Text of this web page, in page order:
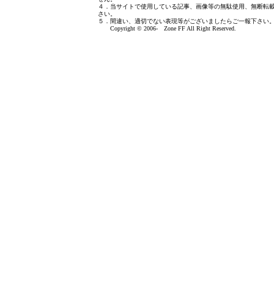
４．当サイトで使用している記事、画像等の無駄使用、無断転
さい。
５．間違い、適切でない表現等がございましたら ご一報下さい
Copyright © 2006- Zone FF All Right Reserved.